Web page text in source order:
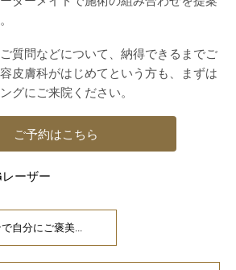
質問などについて、納得できるまでご
皮膚科がはじめてという方も、まずは
グにご来院ください。
ご予約はこちら
ーザー
自分にご褒美...